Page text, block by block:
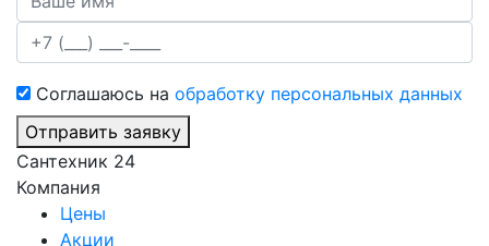
Соглашаюсь на обработку персональных данных
Отправить заявку
Сантехник 24
Компания
Цены
Акции